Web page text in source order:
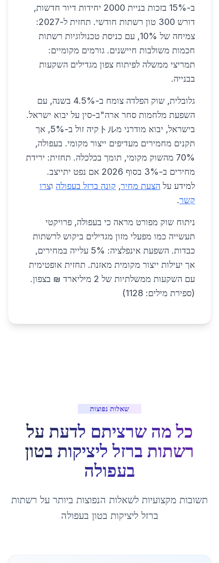
ב-15% בזכות בניית 2000 יחידות דיור חדשות,
דורש 300 טון רשתות חודשי. תחזית ל-2027:
צמיחה של 10%, עם כניסת טכנולוגיות רשתות
חכמות משולבות חיישנים. גורמים מקומיים:
תמריצי ממשלה לפיתוח צפון מגדילים השקעות
בבנייה.
גלובלית, שוק הפלדה צומח ב-4.5% בשנה, עם
השפעת מלחמות סחר ארה"ב-סין על יבוא ישראל.
בישראל, יבוא מודרני מトルקיה זול ב-5%, אך
תקנים מחמירים מעדיפים ייצור מקומי. בעפולה,
70% מהשוק מקומי, תומך בכלכלה. תחזית: ירידת
מחירים ב-3% בסוף 2026 אם נפט יתייצב.
למידע על הצעת מחיר, קונה ברזל בעפולה וצרו
קשר.
ניתוח שוק מפורט מראה כי בעפולה, פרויקטי
תעשייה כמו מפעלי מזון מגדילים ביקוש לרשתות
כבדות. השפעת אינפלציה: 5% עלייה במחירים,
אך יעילות ייצור מקומית מאזנת. תחזית אופטימית
עם השקעות ממשלתיות של 2 מיליארד ₪ בצפון.
(ספירת מילים: 1128)
שאלות נפוצות
כל מה שרציתם לדעת על
רשתות ברזל ליציקות בטון
בעפולה
תשובות מקצועיות לשאלות הנפוצות ביותר על רשתות
ברזל ליציקות בטון בעפולה